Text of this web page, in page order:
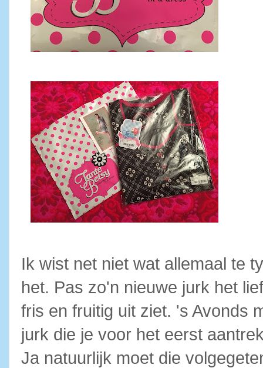
Ik wist net niet wat allemaal te
het. Pas zo'n nieuwe jurk het
fris en fruitig uit ziet. 's Avonds
jurk die je voor het eerst
Ja natuurlijk moet die